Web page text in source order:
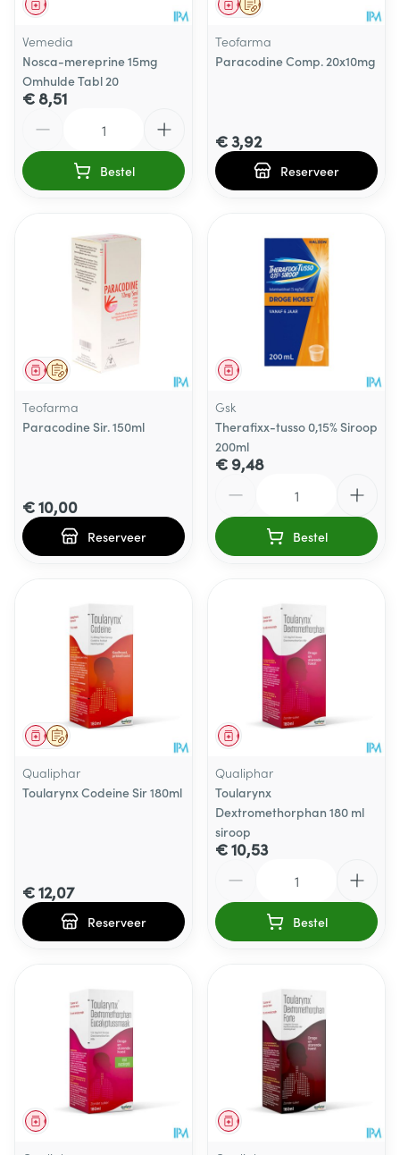
Geneesmiddel
Vemedia
Nosca-mereprine 15mg
Omhulde Tabl 20
€ 8,51
Bestel
Op voorschrift
Geneesmiddel
Teofarma
Paracodine Comp. 20x10mg
€ 3,92
Reserveer
Op voorschrift
Geneesmiddel
Teofarma
Paracodine Sir. 150ml
€ 10,00
Reserveer
Geneesmiddel
Gsk
Therafixx-tusso 0,15% Siroop
200ml
€ 9,48
Bestel
Op voorschrift
Geneesmiddel
Qualiphar
Toularynx Codeine Sir 180ml
€ 12,07
Reserveer
Geneesmiddel
Qualiphar
Toularynx
Dextromethorphan 180 ml
siroop
€ 10,53
Bestel
Geneesmiddel Geneesmiddel